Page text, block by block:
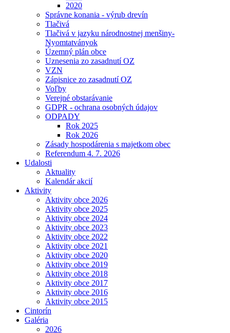
2020
Správne konania - výrub drevín
Tlačivá
Tlačivá v jazyku národnostnej menšiny-
Nyomtatványok
Územný plán obce
Uznesenia zo zasadnutí OZ
VZN
Zápisnice zo zasadnutí OZ
Voľby
Verejné obstarávanie
GDPR - ochrana osobných údajov
ODPADY
Rok 2025
Rok 2026
Zásady hospodárenia s majetkom obec
Referendum 4. 7. 2026
Udalosti
Aktuality
Kalendár akcií
Aktivity
Aktivity obce 2026
Aktivity obce 2025
Aktivity obce 2024
Aktivity obce 2023
Aktivity obce 2022
Aktivity obce 2021
Aktivity obce 2020
Aktivity obce 2019
Aktivity obce 2018
Aktivity obce 2017
Aktivity obce 2016
Aktivity obce 2015
Cintorín
Galéria
2026